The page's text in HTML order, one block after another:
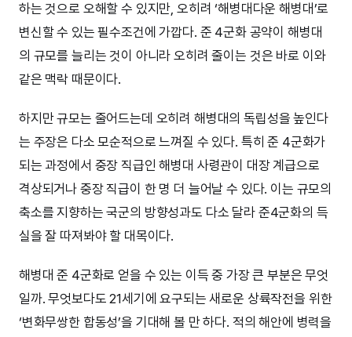
하는 것으로 오해할 수 있지만, 오히려 ‘해병대다운 해병대’로
변신할 수 있는 필수조건에 가깝다. 준 4군화 공약이 해병대
의 규모를 늘리는 것이 아니라 오히려 줄이는 것은 바로 이와
같은 맥락 때문이다.
하지만 규모는 줄어드는데 오히려 해병대의 독립성을 높인다
는 주장은 다소 모순적으로 느껴질 수 있다. 특히 준 4군화가
되는 과정에서 중장 직급인 해병대 사령관이 대장 계급으로
격상되거나 중장 직급이 한 명 더 늘어날 수 있다. 이는 규모의
축소를 지향하는 국군의 방향성과도 다소 달라 준4군화의 득
실을 잘 따져봐야 할 대목이다.
해병대 준 4군화로 얻을 수 있는 이득 중 가장 큰 부분은 무엇
일까. 무엇보다도 21세기에 요구되는 새로운 상륙작전을 위한
‘변화무쌍한 합동성’을 기대해 볼 만 하다. 적의 해안에 병력을